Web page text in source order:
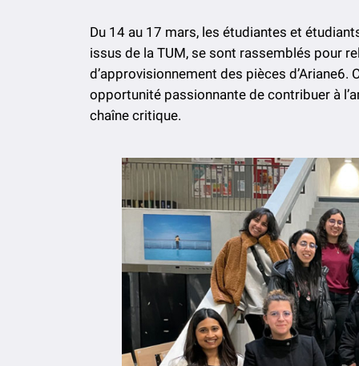
Du 14 au 17 mars, les étudiantes et
issus de la TUM, se sont rassemblés pour
d’approvisionnement des pièces
opportunité passionnante de contribuer à
chaîne critique.